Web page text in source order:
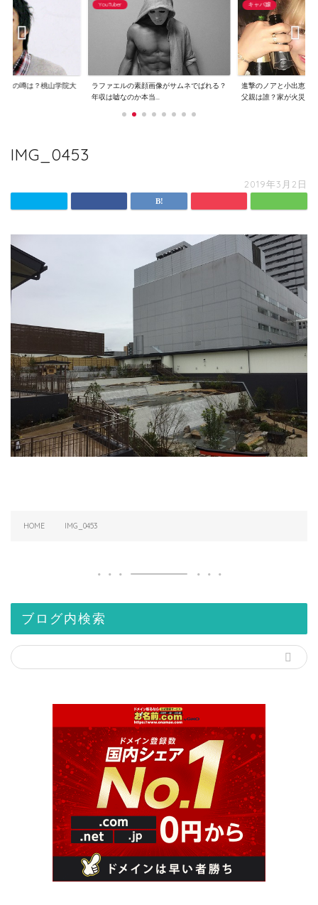
捕の噂は？桃山学院大
YouTuber
ラファエルの素顔画像がサムネでばれる？
年収は嘘なのか本当...
キャバ嬢
進撃のノアと小出恵介
父親は誰？家が火災...
IMG_0453
2019年3月2日
HOME IMG_0453
ブログ内検索